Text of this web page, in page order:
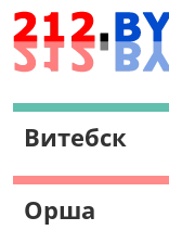
Витебск
Орша